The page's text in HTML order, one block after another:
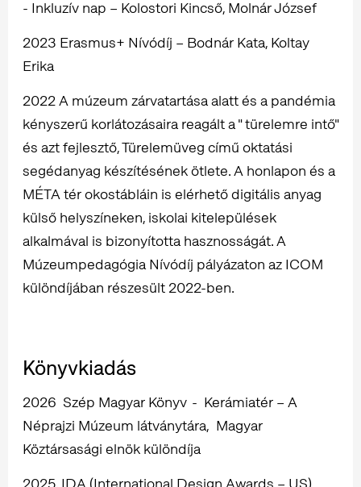
- Inkluzív nap – Kolostori Kincső, Molnár József
2023 Erasmus+ Nívódíj – Bodnár Kata, Koltay
Erika
2022 A múzeum zárvatartása alatt és a pandémia
kényszerű korlátozásaira reagált a " türelemre intő"
és azt fejlesztő, Türelemüveg című oktatási
segédanyag készítésének ötlete. A honlapon és a
MÉTA tér okostábláin is elérhető digitális anyag
külső helyszíneken, iskolai kitelepülések
alkalmával is bizonyította hasznosságát. A
Múzeumpedagógia Nívódíj pályázaton az ICOM
különdíjában részesült 2022-ben.
Könyvkiadás
2026 Szép Magyar Könyv - Kerámiatér – A
Néprajzi Múzeum látványtára, Magyar
Köztársasági elnök különdíja